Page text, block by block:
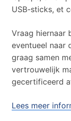
USB-sticks, et
Vraag hiernaar
eventueel naar
graag samen
vertrouwelijk
gecertificeerd
Lees meer